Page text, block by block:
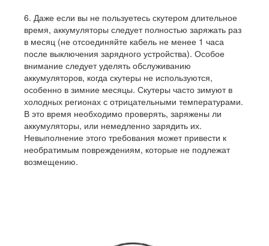
6. Даже если вы не пользуетесь скутером длительное
время, аккумуляторы следует полностью заряжать раз
в месяц (не отсоединяйте кабель не менее 1 часа
после выключения зарядного устройства). Особое
внимание следует уделять обслуживанию
аккумуляторов, когда скутеры не используются,
особенно в зимние месяцы. Скутеры часто зимуют в
холодных регионах с отрицательными температурами.
В это время необходимо проверять, заряжены ли
аккумуляторы, или немедленно зарядить их.
Невыполнение этого требования может привести к
необратимым повреждениям, которые не подлежат
возмещению.